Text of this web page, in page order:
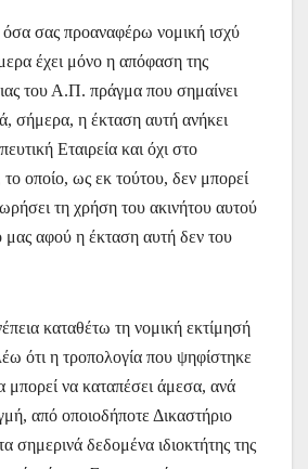
σας προαναφέρω νομική ισχύ
έχει μόνο η απόφαση της
του Α.Π. πράγμα που σημαίνει
σήμερα, η έκταση αυτή ανήκει
Εταιρεία και όχι στο
οποίο, ως εκ τούτου, δεν μπορεί
τη χρήση του ακινήτου αυτού
αφού η έκταση αυτή δεν του
καταθέτω τη νομική εκτίμησή
ότι η τροπολογία που ψηφίστηκε
μπορεί να καταπέσει άμεσα, ανά
από οποιοδήποτε Δικαστήριο
σημερινά δεδομένα ιδιοκτήτης της